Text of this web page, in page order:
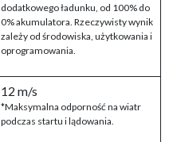
dodatkowego ładunku, od 100% do
0% akumulatora. Rzeczywisty wynik
zależy od środowiska, użytkowania i
oprogramowania.
12 m/s
*Maksymalna odporność na wiatr
podczas startu i lądowania.